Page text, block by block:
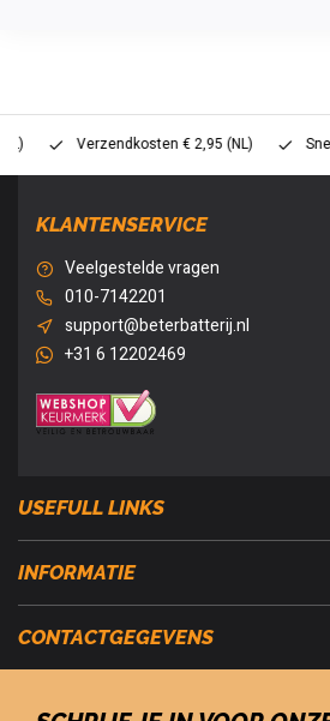
Verzendkosten € 2,95 (NL) Snelle
KLANTENSERVICE
Veelgestelde vragen
010-7142201
support@beterbatterij.nl
+31 6 12202469
USEFULL LINKS
INFORMATIE
CONTACTGEGEVENS